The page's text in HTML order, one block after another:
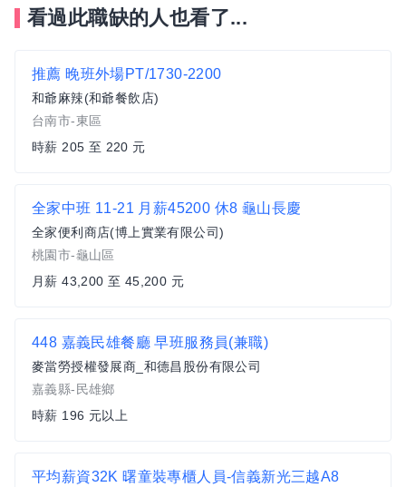
看過此職缺的人也看了...
推薦 晚班外場PT/1730-2200
和爺麻辣(和爺餐飲店)
台南市-東區
時薪 205 至 220 元
全家中班 11-21 月薪45200 休8 龜山長慶
全家便利商店(博上實業有限公司)
桃園市-龜山區
月薪 43,200 至 45,200 元
448 嘉義民雄餐廳 早班服務員(兼職)
麥當勞授權發展商_和德昌股份有限公司
嘉義縣-民雄鄉
時薪 196 元以上
平均薪資32K 曙童裝專櫃人員-信義新光三越A8